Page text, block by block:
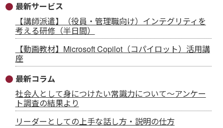
最新サービス
【講師派遣】（役員・管理職向け）インテグリティを
考える研修（半日間）
【動画教材】Microsoft Copilot（コパイロット）活用講
座
最新コラム
社会人として身につけたい常識力について～アンケー
ト調査の結果より
リーダーとしての上手な話し方・説明の仕方